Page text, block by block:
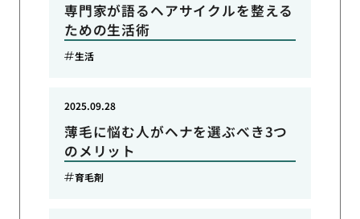
専門家が語るヘアサイクルを整える
ための生活術
生活
薄毛に悩む人がヘナを選ぶべき3つ
のメリット
2025.09.28
育毛剤